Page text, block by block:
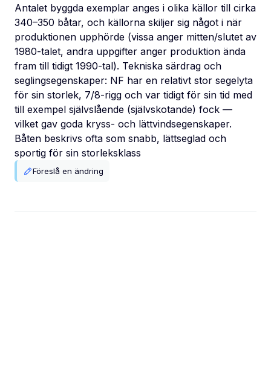
Antalet byggda exemplar anges i olika källor till cirka
340–350 båtar, och källorna skiljer sig något i när
produktionen upphörde (vissa anger mitten/slutet av
1980-talet, andra uppgifter anger produktion ända
fram till tidigt 1990-tal). Tekniska särdrag och
seglingsegenskaper: NF har en relativt stor segelyta
för sin storlek, 7/8-rigg och var tidigt för sin tid med
till exempel självslående (självskotande) fock —
vilket gav goda kryss- och lättvindsegenskaper.
Båten beskrivs ofta som snabb, lättseglad och
sportig för sin storleksklass
Föreslå en ändring